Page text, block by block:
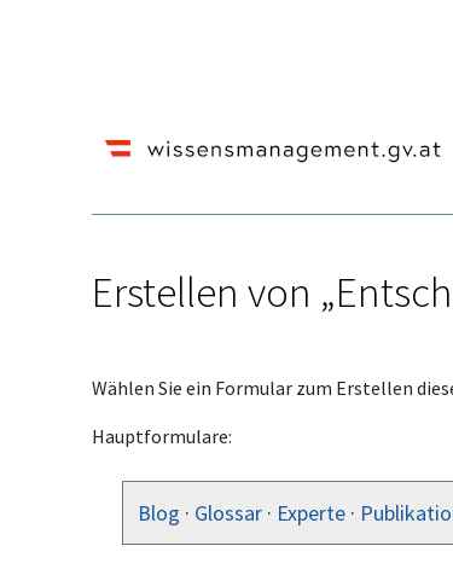
Erstellen von
Wechseln zu:Navigation, Suche
Wählen Sie ein Formular zum Erstellen
Hauptformulare:
Blog · Glossar · Experte ·